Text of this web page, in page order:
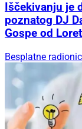
Iščekivanju je
poznatog DJ
Gospe od
Besplatne